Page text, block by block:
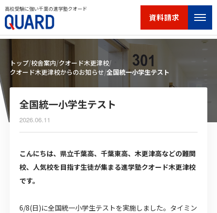
高校受験に強い千葉の進学塾クオード
資料請求
トップ 校舎案内 クオード木更津校
クオード木更津校からのお知らせ 全国統一小学生テスト
全国統一小学生テスト
2026.06.11
こんにちは、県立千葉高、千葉東高、木更津高などの難関
校、人気校を目指す生徒が集まる進学塾クオード木更津校
です。
6/8(日)に全国統一小学生テストを実施しました。タイミン